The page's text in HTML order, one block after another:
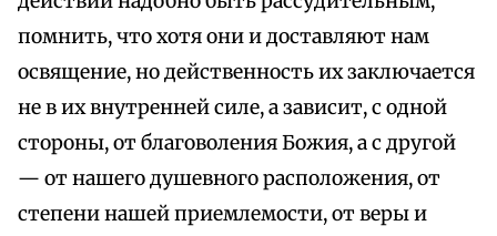
помнить, что хотя они и доставляют нам
освящение, но действенность их заключается
не в их внутренней силе, а зависит, с одной
стороны, от благоволения Божия, а с другой
— от нашего душевного расположения, от
степени нашей приемлемости, от веры и